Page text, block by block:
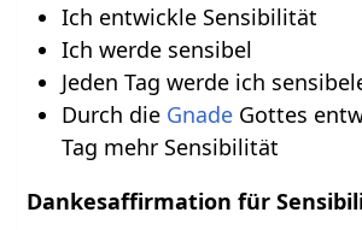
Ich entwickle Sensibilität
Ich werde sensibel
Jeden Tag werde ich
Durch die GnadeGottes
Tag mehr Sensibilität
Dankesaffirmation für